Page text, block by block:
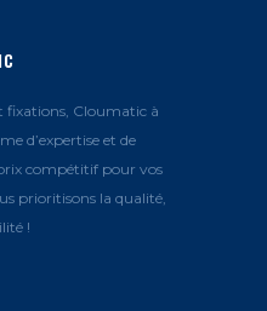
fixations, Cloumatic à
d’expertise et de
compétitif pour vos
prioritisons la qualité,
!